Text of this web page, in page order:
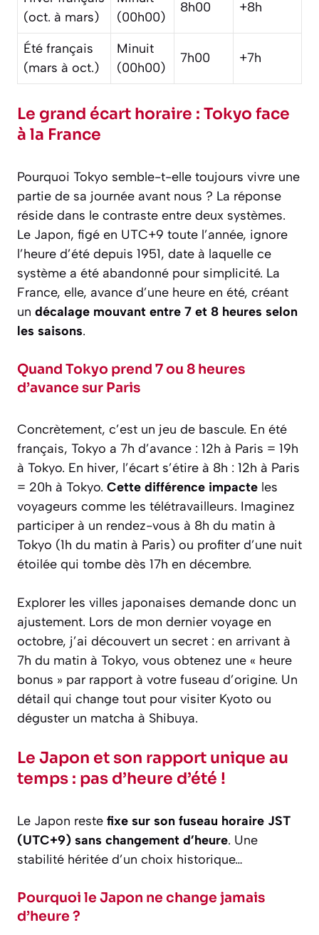
(oct. à mars)
(00h00)
8h00 +8h
Été français
(mars à oct.)
Minuit
(00h00)
7h00 +7h
Le grand écart horaire : Tokyo face
à la France
Pourquoi Tokyo semble-t-elle toujours vivre une
partie de sa journée avant nous ? La réponse
réside dans le contraste entre deux systèmes.
Le Japon, figé en UTC+9 toute l’année, ignore
l’heure d’été depuis 1951, date à laquelle ce
système a été abandonné pour simplicité. La
France, elle, avance d’une heure en été, créant
un décalage mouvant entre 7 et 8 heures selon
les saisons.
Quand Tokyo prend 7 ou 8 heures
d’avance sur Paris
Concrètement, c’est un jeu de bascule. En été
français, Tokyo a 7h d’avance : 12h à Paris = 19h
à Tokyo. En hiver, l’écart s’étire à 8h : 12h à Paris
= 20h à Tokyo. Cette différence impacte les
voyageurs comme les télétravailleurs. Imaginez
participer à un rendez-vous à 8h du matin à
Tokyo (1h du matin à Paris) ou profiter d’une nuit
étoilée qui tombe dès 17h en décembre.
Explorer les villes japonaises demande donc un
ajustement. Lors de mon dernier voyage en
octobre, j’ai découvert un secret : en arrivant à
7h du matin à Tokyo, vous obtenez une « heure
bonus » par rapport à votre fuseau d’origine. Un
détail qui change tout pour visiter Kyoto ou
déguster un matcha à Shibuya.
Le Japon et son rapport unique au
temps : pas d’heure d’été !
Le Japon reste fixe sur son fuseau horaire JST
(UTC+9) sans changement d’heure. Une
stabilité héritée d’un choix historique…
Pourquoi le Japon ne change jamais
d’heure ?